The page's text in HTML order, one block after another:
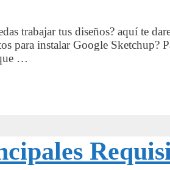
trabajar tus diseños? aquí te
para instalar Google Sketchup?
…